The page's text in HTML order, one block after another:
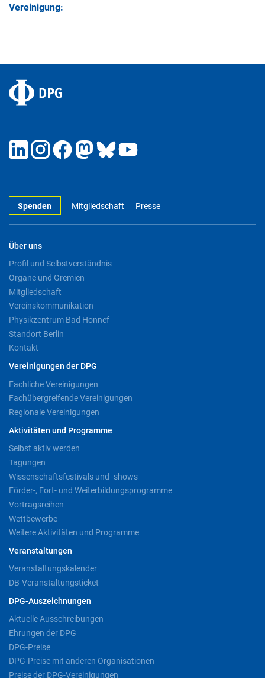
Vereinigung:
Spenden Mitgliedschaft Presse
Über uns
Profil und Selbstverständnis
Organe und Gremien
Mitgliedschaft
Vereinskommunikation
Physikzentrum Bad Honnef
Standort Berlin
Kontakt
Vereinigungen der DPG
Fachliche Vereinigungen
Fachübergreifende Vereinigungen
Regionale Vereinigungen
Aktivitäten und Programme
Selbst aktiv werden
Tagungen
Wissenschaftsfestivals und -shows
Förder-, Fort- und Weiterbildungsprogramme
Vortragsreihen
Wettbewerbe
Weitere Aktivitäten und Programme
Veranstaltungen
Veranstaltungskalender
DB-Veranstaltungsticket
DPG-Auszeichnungen
Aktuelle Ausschreibungen
Ehrungen der DPG
DPG-Preise
DPG-Preise mit anderen Organisationen
Preise der DPG-Vereinigungen